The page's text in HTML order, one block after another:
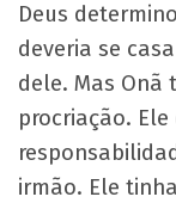
Deus
deveria se
dele. Mas Onã
procriação.
irmão. Ele